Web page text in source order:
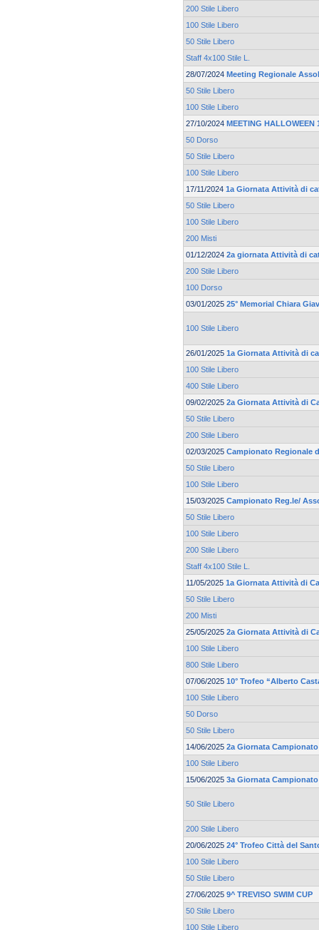
200 Stile Libero
100 Stile Libero
50 Stile Libero
Staff 4x100 Stile L.
28/07/2024 Meeting Regionale
50 Stile Libero
100 Stile Libero
27/10/2024 MEETING HALLOWEEN
50 Dorso
50 Stile Libero
100 Stile Libero
17/11/2024 1a Giornata Attività di
50 Stile Libero
100 Stile Libero
200 Misti
01/12/2024 2a giornata Attività di
200 Stile Libero
100 Dorso
03/01/2025 25° Memorial Chiara
100 Stile Libero
26/01/2025 1a Giornata Attività di
100 Stile Libero
400 Stile Libero
09/02/2025 2a Giornata Attività di
50 Stile Libero
200 Stile Libero
02/03/2025 Campionato Regionale
50 Stile Libero
100 Stile Libero
15/03/2025 Campionato Reg.le/
50 Stile Libero
100 Stile Libero
200 Stile Libero
Staff 4x100 Stile L.
11/05/2025 1a Giornata Attività di
50 Stile Libero
200 Misti
25/05/2025 2a Giornata Attività di
100 Stile Libero
800 Stile Libero
07/06/2025 10° Trofeo “Alberto
100 Stile Libero
50 Dorso
50 Stile Libero
14/06/2025 2a Giornata
100 Stile Libero
15/06/2025 3a Giornata
50 Stile Libero
200 Stile Libero
20/06/2025 24° Trofeo Città del
100 Stile Libero
50 Stile Libero
27/06/2025 9^ TREVISO SWIM CUP
50 Stile Libero
100 Stile Libero